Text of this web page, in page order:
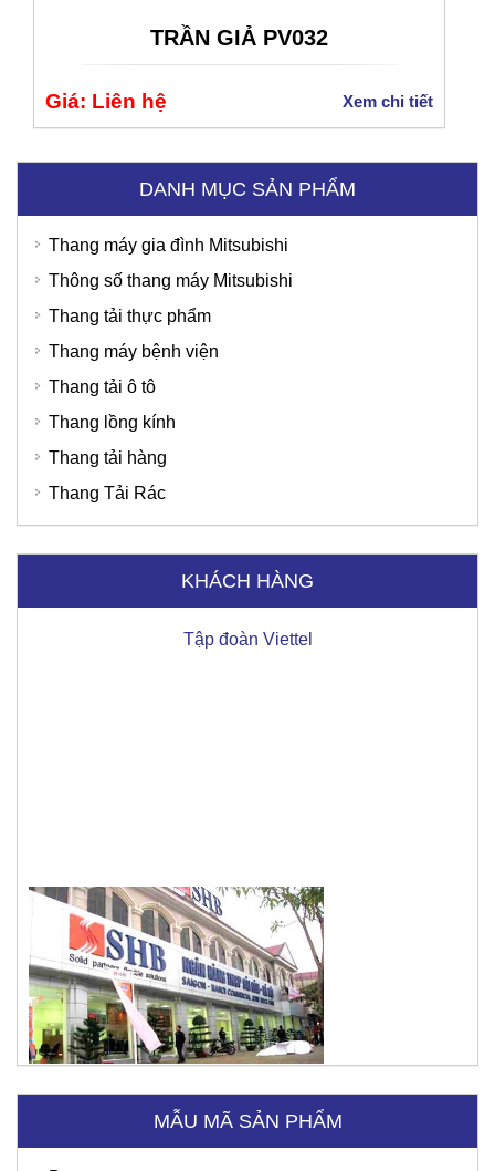
TRẦN GIẢ PV032
Giá: Liên hệ Xem chi tiết
DANH MỤC SẢN PHẨM
Thang máy gia đình Mitsubishi
Thông số thang máy Mitsubishi
Thang tải thực phẩm
Thang máy bệnh viện
Thang tải ô tô
Thang lồng kính
Thang tải hàng
Thang Tải Rác
KHÁCH HÀNG
Bệnh Viện Quốc Tế Thu Cúc
Ngân hàng SHB
MẪU MÃ SẢN PHẨM